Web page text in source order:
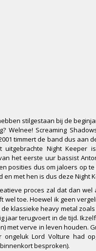
stilgestaan bij de
Welnee! Screaming
timmert de band dus aan
Night Keeper
het eerste uur bassist
posities dus om jaloers op
met hen is dus deze Night
proces zal dat dan
toe. Hoewel ik geen
klassieke heavy metal
jaar terugvoert in de tijd.
met verve in leven houden.
Lord Volture had
besproken).